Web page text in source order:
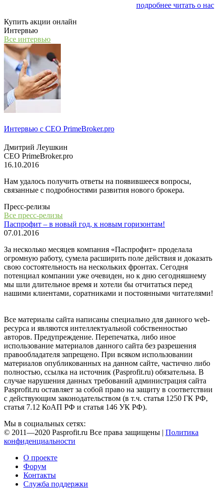
подробнее читать о нас
Купить акции онлайн
Интервью
Все интервью
Интервью с СЕО PrimeBroker.pro
Дмитрий Леушкин
СЕО PrimeBroker.pro
16.10.2016
Нам удалось получить ответы на появившееся вопросы,
связанные с подробностями развития нового брокера.
Пресс-релизы
Все пресс-релизы
Паспрофит – в новый год, к новым горизонтам!
07.01.2016
За несколько месяцев компания «Паспрофит» проделала
огромную работу, сумела расширить поле действия и доказать
свою состоятельность на нескольких фронтах. Сегодня
потенциал компании уже очевиден, но к дню сегодняшнему
мы шли длительное время и хотели бы отчитаться перед
нашими клиентами, соратниками и постоянными читателями!
Все материалы сайта написаны специально для данного web-
ресурса и являются интеллектуальной собственностью
авторов. Предупреждение. Перепечатка, либо иное
использование материалов данного сайта без разрешения
правообладателя запрещено. При всяком использовании
материалов опубликованных на данном сайте, частично либо
полностью, ссылка на источник (Pasprofit.ru) обязательна. В
случае нарушения данных требований администрация сайта
Pasprofit.ru оставляет за собой право на защиту в соответствии
с действующим законодательством (в т.ч. статья 1250 ГК РФ,
статья 7.12 КоАП РФ и статья 146 УК РФ).
Мы в социальных сетях:
© 2011—2020 Pasprofit.ru Все права защищены | Политика
конфиденциальности
О проекте
Форум
Контакты
Служба поддержки